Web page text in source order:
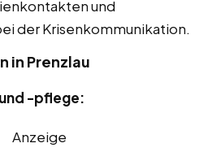
und
der Krisenkommunikation.
in Prenzlau
-pflege:
Anzeige